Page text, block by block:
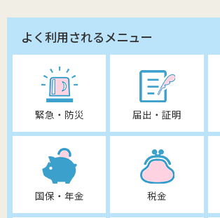
よく利用されるメニュー
緊急・防災 届出・証明
国保・年金 税金